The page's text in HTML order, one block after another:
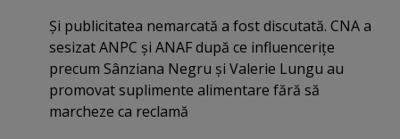
Şi publicitatea nemarcată a fost discutată. CNA a
sesizat ANPC şi ANAF după ce influenceriţe
precum Sânziana Negru şi Valerie Lungu au
promovat suplimente alimentare fără să
marcheze ca reclamă